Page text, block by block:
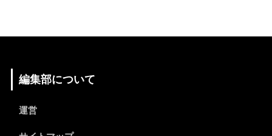
編集部について
運営